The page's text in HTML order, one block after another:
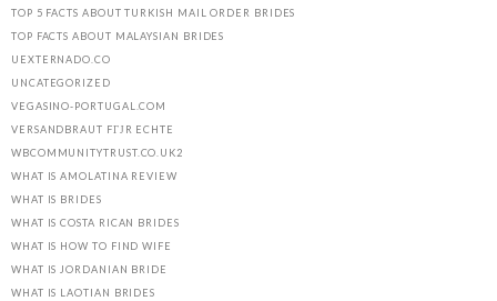
TOP 5 FACTS ABOUT TURKISH MAIL ORDER BRIDES
TOP FACTS ABOUT MALAYSIAN BRIDES
UEXTERNADO.CO
UNCATEGORIZED
VEGASINO-PORTUGAL.COM
VERSANDBRAUT FГЈR ECHTE
WBCOMMUNITYTRUST.CO.UK2
WHAT IS AMOLATINA REVIEW
WHAT IS BRIDES
WHAT IS COSTA RICAN BRIDES
WHAT IS HOW TO FIND WIFE
WHAT IS JORDANIAN BRIDE
WHAT IS LAOTIAN BRIDES